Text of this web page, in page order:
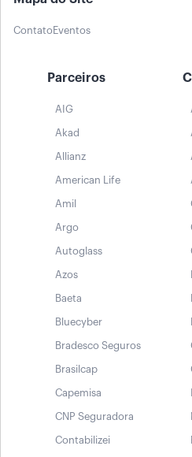
ContatoEventos
Parceiros
AIG
Akad
Allianz
American Life
Amil
Argo
Autoglass
Azos
Baeta
Bluecyber
Bradesco Seguros
Brasilcap
Capemisa
CNP Seguradora
Contabilizei